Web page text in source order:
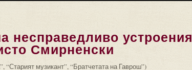
несправедливо устроения
Смирненски
“Старият музикант”, “Братчетата на Гаврош”)